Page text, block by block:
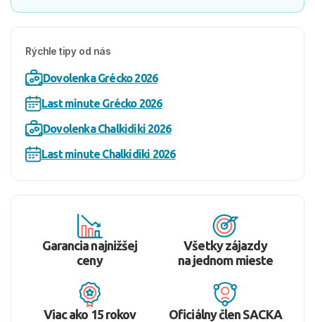
Rýchle tipy od nás
Dovolenka Grécko 2026
Last minute Grécko 2026
Dovolenka Chalkidiki 2026
Last minute Chalkidiki 2026
Garancia najnižšej
ceny
Všetky zájazdy
na jednom mieste
Viac ako 15 rokov Oficiálny člen SACKA